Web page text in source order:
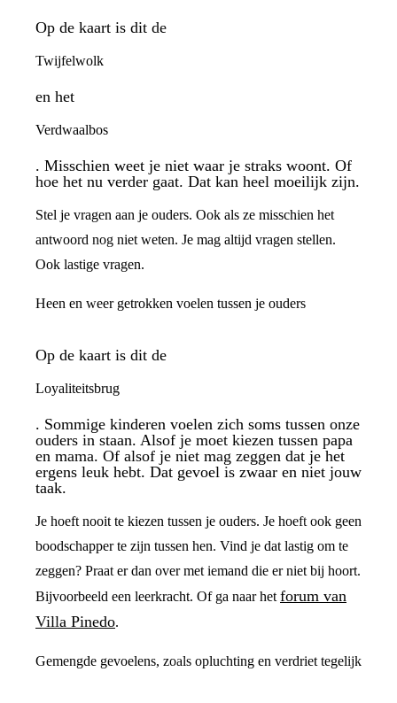
Op de kaart is dit de
Twijfelwolk
en het
Verdwaalbos
. Misschien weet je niet waar je straks woont. Of
hoe het nu verder gaat. Dat kan heel moeilijk zijn.
Stel je vragen aan je ouders. Ook als ze misschien het
antwoord nog niet weten. Je mag altijd vragen stellen.
Ook lastige vragen.
Heen en weer getrokken voelen tussen je ouders
Op de kaart is dit de
Loyaliteitsbrug
. Sommige kinderen voelen zich soms tussen onze
ouders in staan. Alsof je moet kiezen tussen papa
en mama. Of alsof je niet mag zeggen dat je het
ergens leuk hebt. Dat gevoel is zwaar en niet jouw
taak.
Je hoeft nooit te kiezen tussen je ouders. Je hoeft ook geen
boodschapper te zijn tussen hen. Vind je dat lastig om te
zeggen? Praat er dan over met iemand die er niet bij hoort.
Bijvoorbeeld een leerkracht. Of ga naar het forum van
Villa Pinedo.
Gemengde gevoelens, zoals opluchting en verdriet tegelijk